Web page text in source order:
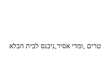
,ומדי אסיר,ניכנס לבית הכלא